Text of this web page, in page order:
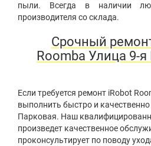
пыли. Всегда в наличии
производителя со склада.
Срочный
Roomba Улица 9-
Если требуется ремонт iRobot
выполнить быстро и
Парковая. Наш
произведет качественное
проконсультирует по поводу